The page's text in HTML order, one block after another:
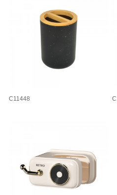
C11448